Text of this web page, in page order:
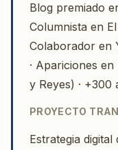
Blog premiado
Columnista en
Colaborador en
· Apariciones
y Reyes) · +300
PROYECTO
Estrategia